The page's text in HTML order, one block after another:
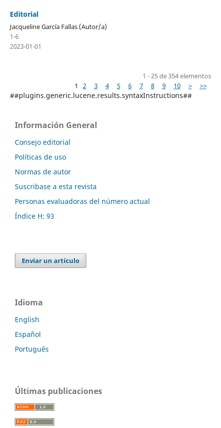
Editorial
Jacqueline García Fallas (Autor/a)
1-6
2023-01-01
1 - 25 de 354 elementos
1
2 3 4 5 6 7 8 9 10 > >>
##plugins.generic.lucene.results.syntaxInstructions##
Información General
Consejo editorial
Políticas de uso
Normas de autor
Suscribase a esta revista
Personas evaluadoras del número actual
Índice H: 93
Enviar un artículo
Idioma
English
Español
Português
Últimas publicaciones